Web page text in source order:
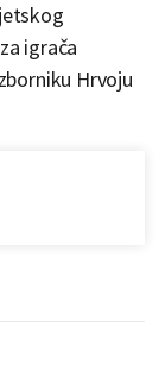
igrača
Hrvoju